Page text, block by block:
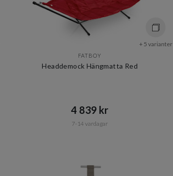
+ 5 varianter
FATBOY
Headdemock Hängmatta Red
4 839 kr​​
7-14 vardagar